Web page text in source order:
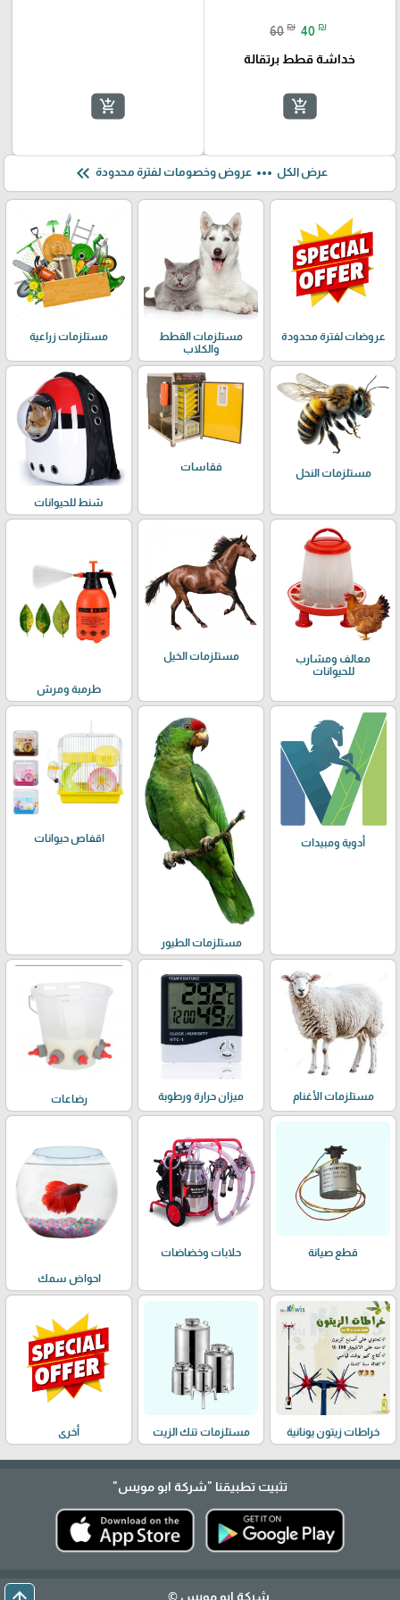
60 ₪ 40 ₪
خداشة قطط برتقالة
add_shopping_cart
add_shopping_cart
عرض الكل more_horiz عروض وخصومات لفترة محدودة keyboard_double_arrow_left
عروضات لفترة محدودة
مستلزمات القطط
والكلاب
مستلزمات زراعية
مستلزمات النحل
فقاسات
شنط للحيوانات
معالف ومشارب
للحيوانات
مستلزمات الخيل
طرمبة ومرش
أدوية ومبيدات
مستلزمات الطيور
اقفاص حيوانات
مستلزمات الأغنام ميزان حرارة ورطوبة رضاعات
قطع صيانة حلابات وخضاضات
احواض سمك
خراطات زيتون يونانية مستلزمات تنك الزيت أخرى
تثبيت تطبيقنا "شركة ابو مويس"
شركة ابو مويس ©